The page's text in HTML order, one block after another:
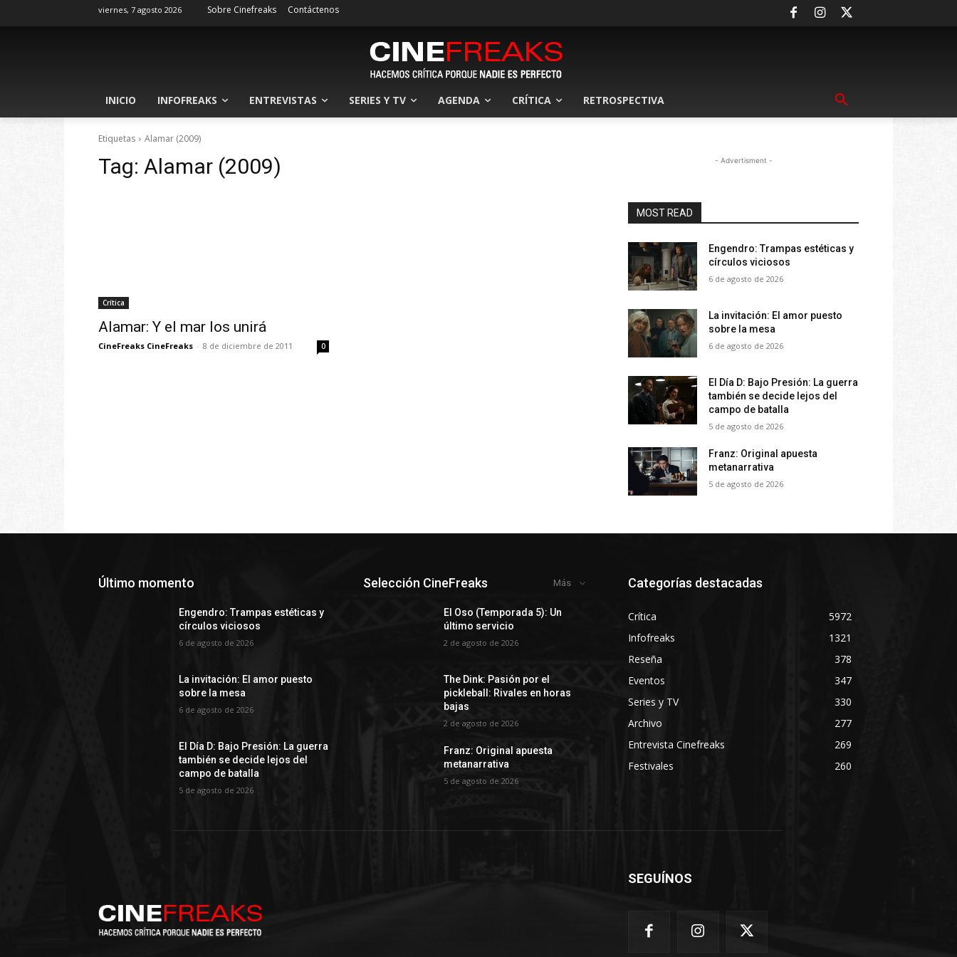
viernes, 7 agosto 2026 Sobre Cinefreaks Contáctenos
INICIO INFOFREAKS ENTREVISTAS SERIES Y TV AGENDA CRÍTICA RETROSPECTIVA
Etiquetas Alamar (2009)
Tag: Alamar (2009)
Crítica
Alamar: Y el mar los unirá
CineFreaks CineFreaks - 8 de diciembre de 2011 0
- Advertisment -
MOST READ
Engendro: Trampas estéticas y
círculos viciosos
6 de agosto de 2026
La invitación: El amor puesto
sobre la mesa
6 de agosto de 2026
El Día D: Bajo Presión: La guerra
también se decide lejos del
campo de batalla
5 de agosto de 2026
Franz: Original apuesta
metanarrativa
5 de agosto de 2026
Último momento
Engendro: Trampas estéticas y
círculos viciosos
6 de agosto de 2026
La invitación: El amor puesto
sobre la mesa
6 de agosto de 2026
El Día D: Bajo Presión: La guerra
también se decide lejos del
campo de batalla
5 de agosto de 2026
Selección CineFreaks Más
El Oso (Temporada 5): Un
último servicio
2 de agosto de 2026
The Dink: Pasión por el
pickleball: Rivales en horas
bajas
2 de agosto de 2026
Franz: Original apuesta
metanarrativa
5 de agosto de 2026
Categorías destacadas
Crítica
5972
Infofreaks
1321
Reseña
378
Eventos
347
Series y TV
330
Archivo
277
Entrevista Cinefreaks
269
Festivales
260
SEGUÍNOS